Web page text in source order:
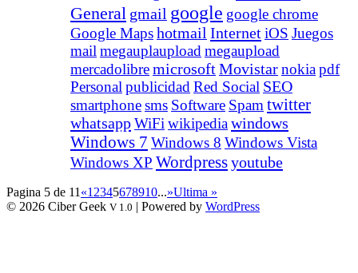
General gmail google google chrome
Google Mapshotmail InternetiOS Juegos
mail megauplaupload megaupload
mercadolibremicrosoftMovistarnokiapdf
Personal publicidad Red Social SEO
smartphonesms Software Spam twitter
whatsappWiFi wikipediawindows
Windows 7 Windows 8 Windows Vista
Windows XP Wordpressyoutube
Pagina 5 de 11 «1 2345678910...»Ultima »
© 2026 Ciber Geek V 1.0 | Powered by WordPress